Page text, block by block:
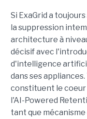
Si ExaGrid a
la suppression
architecture à
décisif avec
d'intelligence
dans ses
constituent le coeur
l'AI-Powered
tant que